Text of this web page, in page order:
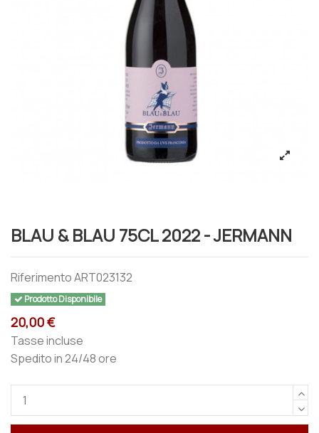
BLAU & BLAU 75CL 2022 - JERMANN
RiferimentoART023132
Prodotto Disponibile
20,00 €
Tasse incluse
Spedito in 24/48 ore